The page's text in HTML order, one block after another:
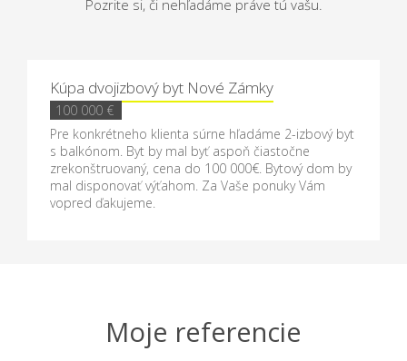
Pozrite si, či nehľadáme práve tú vašu.
Kúpa dvojizbový byt Nové Zámky
100 000 €
Pre konkrétneho klienta súrne hľadáme 2-izbový byt
s balkónom. Byt by mal byť aspoň čiastočne
zrekonštruovaný, cena do 100 000€. Bytový dom by
mal disponovať výťahom. Za Vaše ponuky Vám
vopred ďakujeme.
Moje referencie